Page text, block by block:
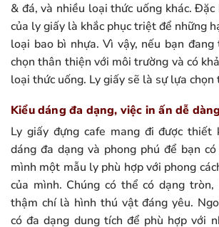
& đá, và nhiều loại thức uống khác.
của ly giấy là khắc phục triệt để những
loại bao bì nhựa. Vì vậy, nếu bạn
chọn thân thiện với môi trường và có
loại thức uống. Ly giấy sẽ là sự lựa chọn
Kiểu dáng đa dạng, việc in ấn dễ
Ly giấy đựng cafe mang đi được thiết
dáng đa dạng và phong phú để bạn
mình một mẫu ly phù hợp với phong
của mình. Chúng có thể có dạng tròn,
thậm chí là hình thú vật đáng yêu.
có đa dạng dung tích để phù hợp với